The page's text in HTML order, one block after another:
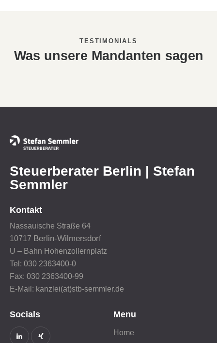
TESTIMONIALS
Was unsere Mandanten sagen
Steuerberater Berlin | Stefan
Semmler
Kontakt
Nassauische Straße 64
10717 Berlin-Wilmersdorf
U – Bahn Hohenzollernplatz
Tel: 030 2363400-0
Fax: 030 2363400-99
E-Mail: kanzlei(at)stb-semmler.de
Socials Menu
Home